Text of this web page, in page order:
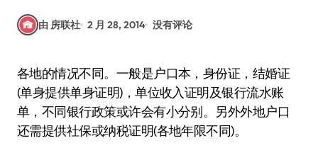
由 房联社 2 月 28, 2014 没有评论
各地的情况不同。一般是户口本，身份证，结婚证
(单身提供单身证明)，单位收入证明及银行流水账
单，不同银行政策或许会有小分别。另外外地户口
还需提供社保或纳税证明(各地年限不同)。